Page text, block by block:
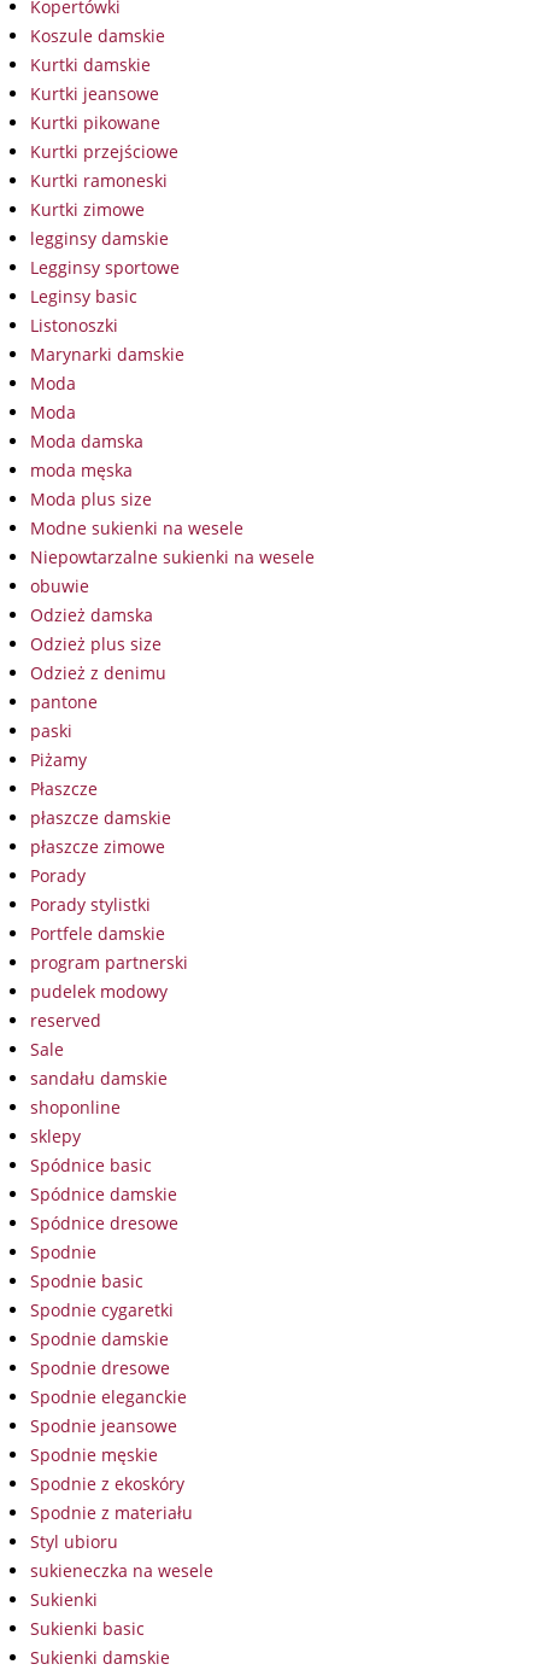
Kopertówki
Koszule damskie
Kurtki damskie
Kurtki jeansowe
Kurtki pikowane
Kurtki przejściowe
Kurtki ramoneski
Kurtki zimowe
legginsy damskie
Legginsy sportowe
Leginsy basic
Listonoszki
Marynarki damskie
Moda
Moda
Moda damska
moda męska
Moda plus size
Modne sukienki na wesele
Niepowtarzalne sukienki na wesele
obuwie
Odzież damska
Odzież plus size
Odzież z denimu
pantone
paski
Piżamy
Płaszcze
płaszcze damskie
płaszcze zimowe
Porady
Porady stylistki
Portfele damskie
program partnerski
pudelek modowy
reserved
Sale
sandału damskie
shoponline
sklepy
Spódnice basic
Spódnice damskie
Spódnice dresowe
Spodnie
Spodnie basic
Spodnie cygaretki
Spodnie damskie
Spodnie dresowe
Spodnie eleganckie
Spodnie jeansowe
Spodnie męskie
Spodnie z ekoskóry
Spodnie z materiału
Styl ubioru
sukieneczka na wesele
Sukienki
Sukienki basic
Sukienki damskie